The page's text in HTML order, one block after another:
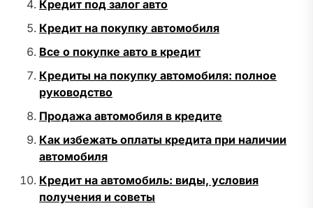
Кредит под залог авто
Кредит на покупку автомобиля
Все о покупке авто в кредит
Кредиты на покупку автомобиля: полное
руководство
Продажа автомобиля в кредите
Как избежать оплаты кредита при наличии
автомобиля
Кредит на автомобиль: виды, условия
получения и советы